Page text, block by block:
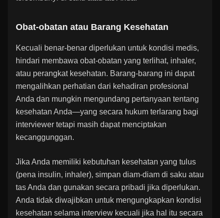
Obat-obatan atau Barang Kesehatan
Kecuali benar-benar diperlukan untuk kondisi medis,
hindari membawa obat-obatan yang terlihat, inhaler,
atau perangkat kesehatan. Barang-barang ini dapat
mengalihkan perhatian dari kehadiran profesional
Anda dan mungkin mengundang pertanyaan tentang
kesehatan Anda—yang secara hukum terlarang bagi
interviewer tetapi masih dapat menciptakan
kecanggunggan.
Jika Anda memiliki kebutuhan kesehatan yang tulus
(pena insulin, inhaler), simpan diam-diam di saku atau
tas Anda dan gunakan secara pribadi jika diperlukan.
Anda tidak diwajibkan untuk mengungkapkan kondisi
kesehatan selama interview kecuali jika hal itu secara